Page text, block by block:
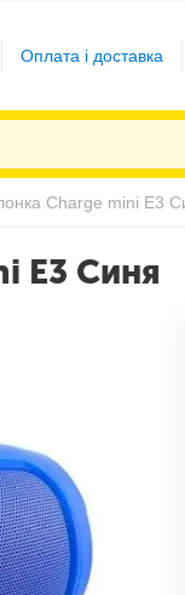
Оплата і доставка
Charge mini E3
E3 Синя